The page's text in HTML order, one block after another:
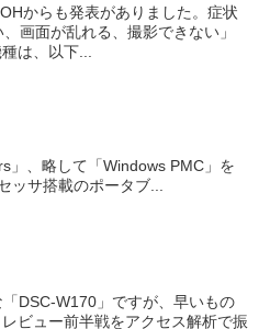
からも発表がありました。症状
画面が乱れる、撮影できない」
は、以下...
」、略して「Windows PMC」を
ッサ搭載のポータブ...
DSC-W170」ですが、早いもの
ビュー前半戦をアクセス解析で振